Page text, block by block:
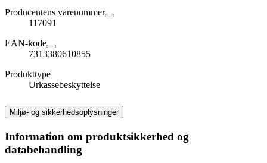
Producentens varenummer
117091
EAN-kode
7313380610855
Produkttype
Urkassebeskyttelse
Miljø- og sikkerhedsoplysninger
Information om produktsikkerhed og
databehandling